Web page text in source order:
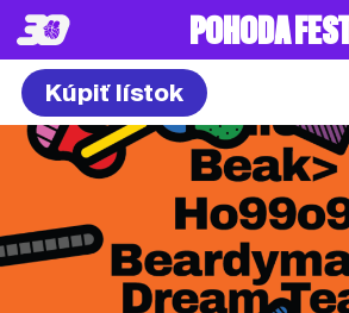
POHODA
Kúpiť lístok